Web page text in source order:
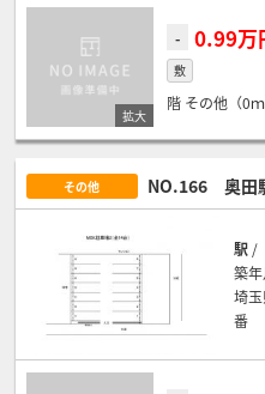
- 0.99万
敷
階 その他（0ｍ
その他 NO.166 奥田
駅 /
築
埼
番